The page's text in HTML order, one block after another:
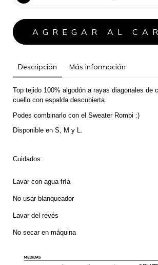
Descripción Más información
Top tejido 100% algodón a rayas diagonales de
cuello con espalda descubierta.
Podes combinarlo con el Sweater Rombi :)
Disponible en S, M y L.
Cuidados:
Lavar con agua fría
No usar blanqueador
Lavar del revés
No secar en máquina